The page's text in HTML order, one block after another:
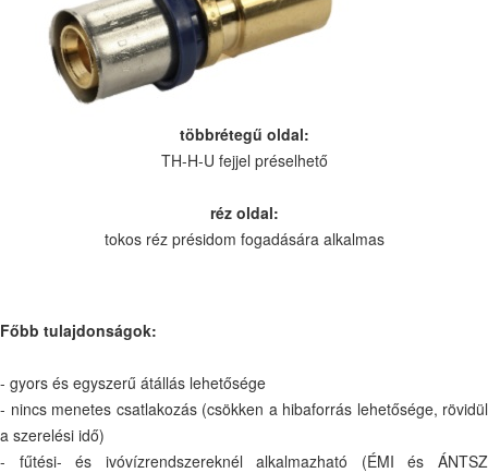
többrétegű oldal:
TH-H-U fejjel préselhető
réz oldal:
tokos réz présidom fogadására alkalmas
Főbb tulajdonságok:
- gyors és egyszerű átállás lehetősége
- nincs menetes csatlakozás (csökken a hibaforrás lehetősége, rövidül
a szerelési idő)
- fűtési- és ivóvízrendszereknél alkalmazható (ÉMI és ÁNTSZ